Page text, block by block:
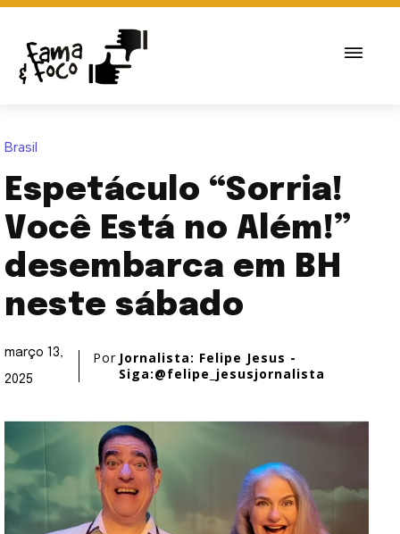
Brasil
Espetáculo “Sorria!
Você Está no Além!”
desembarca em BH
neste sábado
março 13,
2025
Por Jornalista: Felipe Jesus -
Siga:@felipe_jesusjornalista